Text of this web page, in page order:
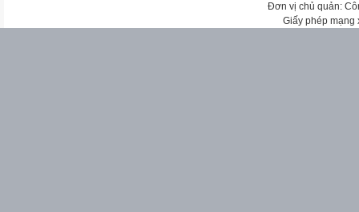
Đơn vị chủ quản:
Giấy phép mạng